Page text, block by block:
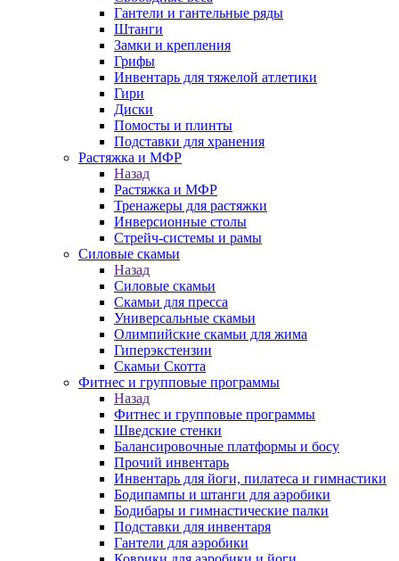
Гантели и гантельные ряды
Штанги
Замки и крепления
Грифы
Инвентарь для тяжелой атлетики
Гири
Диски
Помосты и плинты
Подставки для хранения
Растяжка и МФР
Назад
Растяжка и МФР
Тренажеры для растяжки
Инверсионные столы
Стрейч-системы и рамы
Силовые скамьи
Назад
Силовые скамьи
Скамьи для пресса
Универсальные скамьи
Олимпийские скамьи для жима
Гиперэкстензии
Скамьи Скотта
Фитнес и групповые программы
Назад
Фитнес и групповые программы
Шведские стенки
Балансировочные платформы и босу
Прочий инвентарь
Инвентарь для йоги, пилатеса и гимнастики
Бодипампы и штанги для аэробики
Бодибары и гимнастические палки
Подставки для инвентаря
Гантели для аэробики